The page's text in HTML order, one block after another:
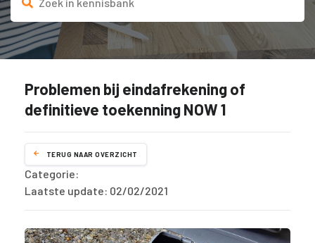
Problemen bij eindafrekening of
definitieve toekenning NOW 1
TERUG NAAR OVERZICHT
Categorie:
Laatste update: 02/02/2021